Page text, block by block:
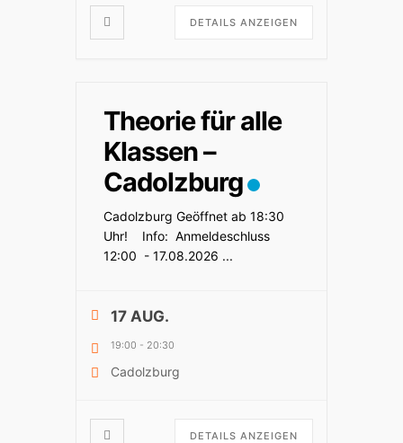
DETAILS ANZEIGEN
Theorie für alle
Klassen –
Cadolzburg
Cadolzburg Geöffnet ab 18:30
Uhr! Info: Anmeldeschluss
12:00 - 17.08.2026 ...
17 AUG.
19:00 - 20:30
Cadolzburg
DETAILS ANZEIGEN